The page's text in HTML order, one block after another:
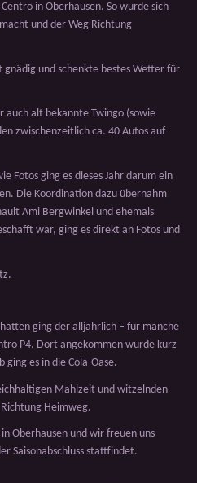
in Oberhausen. So wurde sich
und der Weg Richtung
und schenkte bestes Wetter für
auch alt bekannte Twingo (sowie
zwischenzeitlich ca. 40 Autos auf
Fotos ging es dieses Jahr darum ein
Die Koordination dazu übernahm
Ami Bergwinkel und ehemals
war, ging es direkt an Fotos und
ging der alljährlich – für manche
P4. Dort angekommen wurde kurz
es in die Cola-Oase.
Mahlzeit und witzelnden
Heimweg.
Oberhausen und wir freuen uns
Saisonabschluss stattfindet.